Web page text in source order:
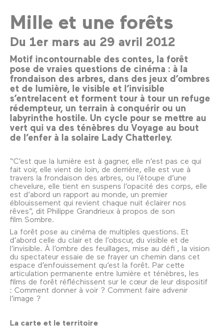
Mille et une forêts
Du 1er mars au 29 avril 2012
Motif incontournable des contes, la forêt
pose de vraies questions de cinéma : à la
frondaison des arbres, dans des jeux d’ombres
et de lumière, le visible et l’invisible
s’entrelacent et forment tour à tour un refuge
rédempteur, un terrain à conquérir ou un
labyrinthe hostile. Un cycle pour se mettre au
vert qui va des ténèbres du Voyage au bout
de l’enfer à la solaire Lady Chatterley.
“C’est que la lumière est à gagner, elle n’est pas ce qui
fait voir, elle vient de loin, de derrière, elle est vue à
travers la frondaison des arbres, ou l’étoupe d’une
chevelure, elle tient en suspens l’opacité des corps, elle
est d’abord un rapport au monde, un premier
éblouissement qui revient chaque nuit éclairer nos
rêves”, dit Philippe Grandrieux à propos de son
film Sombre.
La forêt pose au cinéma de multiples questions. Et
d’abord celle du clair et de l’obscur, du visible et de
l’invisible. À l’ombre des feuillages, mise au défi , la vision
du spectateur essaie de se frayer un chemin dans cet
espace d’enfouissement qu’est la forêt. Par cette
articulation permanente entre lumière et ténèbres, les
films de forêt réfléchissent sur le cœur de leur dispositif
: Comment donner à voir ? Comment faire advenir
l’image ?
La carte et le territoire